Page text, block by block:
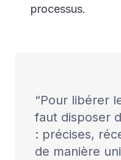
processus.
Pour libérer
faut disposer
: précises,
de manière